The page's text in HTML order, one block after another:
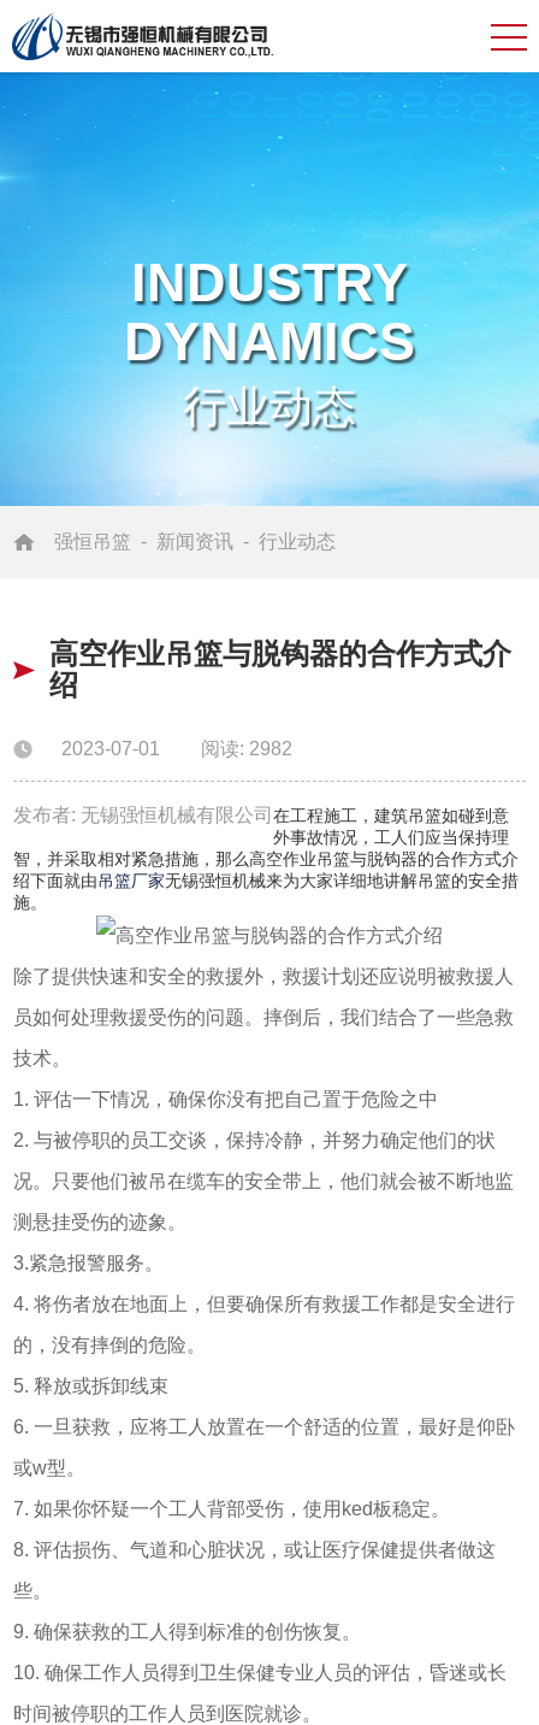
INDUSTRY
DYNAMICS
行业动态
强恒吊篮 - 新闻资讯 - 行业动态
高空作业吊篮与脱钩器的合作方式介
绍
2023-07-01 阅读: 2982
发布者: 无锡强恒机械有限公司在工程施工，建筑吊篮如碰到意
外事故情况，工人们应当保持理
智，并采取相对紧急措施，那么高空作业吊篮与脱钩器的合作方式介
绍下面就由吊篮厂家无锡强恒机械来为大家详细地讲解吊篮的安全措
施。
除了提供快速和安全的救援外，救援计划还应说明被救援人
员如何处理救援受伤的问题。摔倒后，我们结合了一些急救
技术。
1. 评估一下情况，确保你没有把自己置于危险之中
2. 与被停职的员工交谈，保持冷静，并努力确定他们的状
况。只要他们被吊在缆车的安全带上，他们就会被不断地监
测悬挂受伤的迹象。
3.紧急报警服务。
4. 将伤者放在地面上，但要确保所有救援工作都是安全进行
的，没有摔倒的危险。
5. 释放或拆卸线束
6. 一旦获救，应将工人放置在一个舒适的位置，最好是仰卧
或w型。
7. 如果你怀疑一个工人背部受伤，使用ked板稳定。
8. 评估损伤、气道和心脏状况，或让医疗保健提供者做这
些。
9. 确保获救的工人得到标准的创伤恢复。
10. 确保工作人员得到卫生保健专业人员的评估，昏迷或长
时间被停职的工作人员到医院就诊。